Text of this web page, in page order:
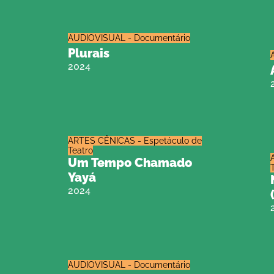
AUDIOVISUAL - Documentário
Plurais
2024
ARTES CÊNICAS - Espetáculo de
Teatro
Um Tempo Chamado
Yayá
2024
AUDIOVISUAL - Documentário